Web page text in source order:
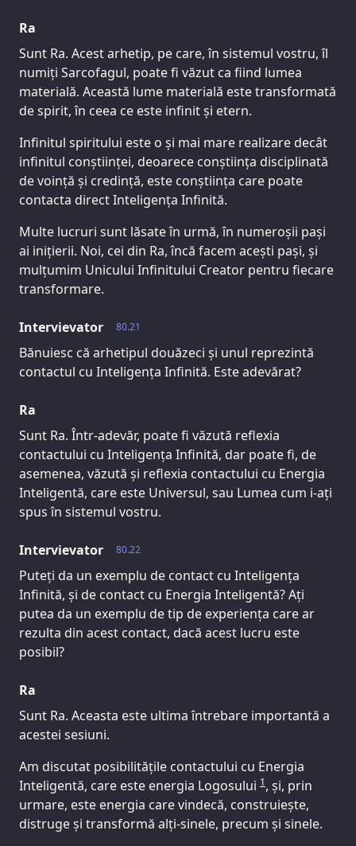
Ra
Sunt Ra. Acest arhetip, pe care, în sistemul vostru, îl
numiți Sarcofagul, poate fi văzut ca fiind lumea
materială. Această lume materială este transformată
de spirit, în ceea ce este infinit și etern.
Infinitul spiritului este o și mai mare realizare decât
infinitul conștiinței, deoarece conștiința disciplinată
de voință și credință, este conștiința care poate
contacta direct Inteligența Infinită.
Multe lucruri sunt lăsate în urmă, în numeroșii pași
ai inițierii. Noi, cei din Ra, încă facem acești pași, și
mulțumim Unicului Infinitului Creator pentru fiecare
transformare.
80.21
Intervievator
Bănuiesc că arhetipul douăzeci și unul reprezintă
contactul cu Inteligența Infinită. Este adevărat?
Ra
Sunt Ra. Într-adevăr, poate fi văzută reflexia
contactului cu Inteligența Infinită, dar poate fi, de
asemenea, văzută și reflexia contactului cu Energia
Inteligentă, care este Universul, sau Lumea cum i-ați
spus în sistemul vostru.
80.22
Intervievator
Puteți da un exemplu de contact cu Inteligența
Infinită, și de contact cu Energia Inteligentă? Ați
putea da un exemplu de tip de experiența care ar
rezulta din acest contact, dacă acest lucru este
posibil?
Ra
Sunt Ra. Aceasta este ultima întrebare importantă a
acestei sesiuni.
Am discutat posibilitățile contactului cu Energia
Inteligentă, care este energia Logosului 1, și, prin
urmare, este energia care vindecă, construiește,
distruge și transformă alți-sinele, precum și sinele.